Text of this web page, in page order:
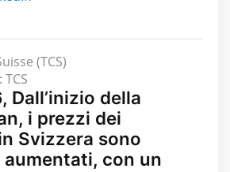
Dall’inizio della
i prezzi dei
Svizzera sono
con un